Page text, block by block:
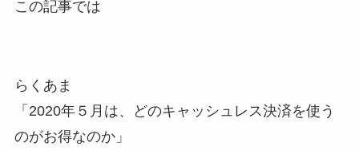
この記事では
らくあま
「2020年５ 月は、
どのキャッシュレス決済を使う
のがお得なのか」